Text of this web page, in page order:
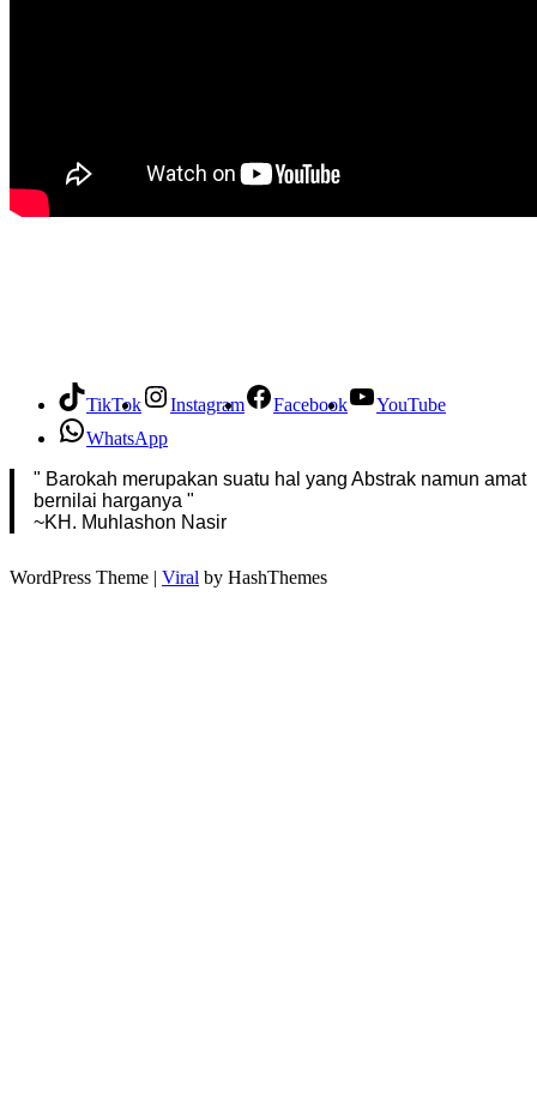
TikTok Instagram Facebook
YouTube
WhatsApp
" Barokah merupakan suatu hal yang Abstrak namun amat
bernilai harganya "
~KH. Muhlashon Nasir
WordPress Theme | Viral by HashThemes